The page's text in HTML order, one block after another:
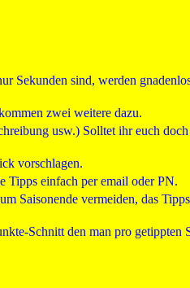
Sekunden sind, werden
zwei weitere dazu.
usw.) Solltet ihr euch
vorschlagen.
Tipps einfach per email oder PN.
Saisonende vermeiden, das
Schnitt den man pro getippten